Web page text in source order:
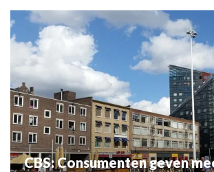
CBS: Consumenten geven